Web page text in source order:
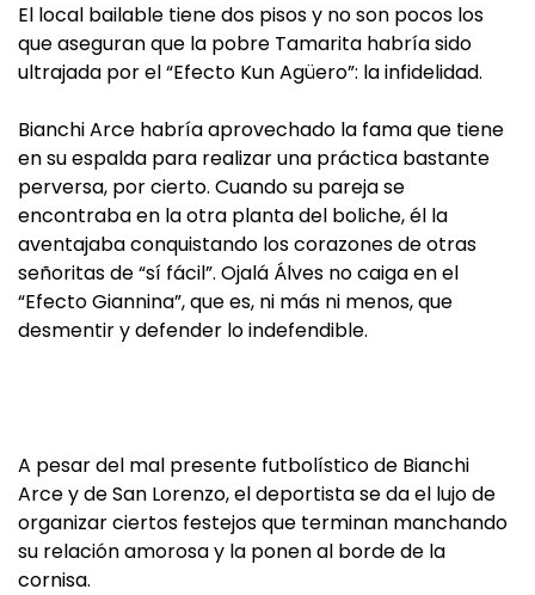
El local bailable tiene dos pisos y no son pocos los
que aseguran que la pobre Tamarita habría sido
ultrajada por el “Efecto Kun Agüero”: la infidelidad.
Bianchi Arce habría aprovechado la fama que tiene
en su espalda para realizar una práctica bastante
perversa, por cierto. Cuando su pareja se
encontraba en la otra planta del boliche, él la
aventajaba conquistando los corazones de otras
señoritas de “sí fácil”. Ojalá Álves no caiga en el
“Efecto Giannina”, que es, ni más ni menos, que
desmentir y defender lo indefendible.
A pesar del mal presente futbolístico de Bianchi
Arce y de San Lorenzo, el deportista se da el lujo de
organizar ciertos festejos que terminan manchando
su relación amorosa y la ponen al borde de la
cornisa.